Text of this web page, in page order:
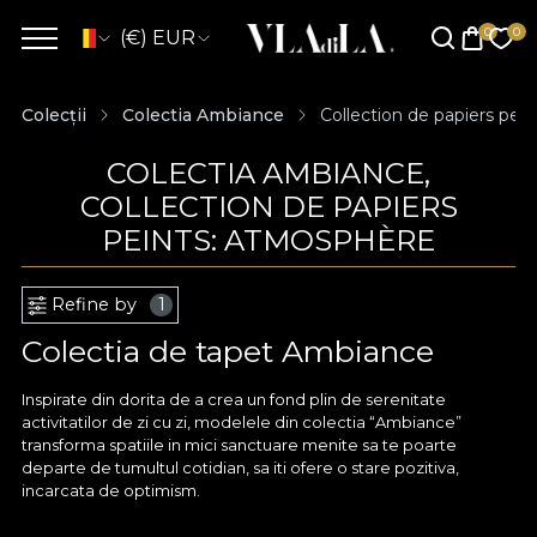
(€) EUR
Colecții Colectia Ambiance Collection de papiers
COLECTIA AMBIANCE,
COLLECTION DE PAPIERS
PEINTS: ATMOSPHÈRE
Refine by 1
Colectia de tapet Ambiance
Inspirate din dorita de a crea un fond plin de serenitate
activitatilor de zi cu zi, modelele din colectia “Ambiance”
transforma spatiile in mici sanctuare menite sa te poarte
departe de tumultul cotidian, sa iti ofere o stare pozitiva,
incarcata de optimism.